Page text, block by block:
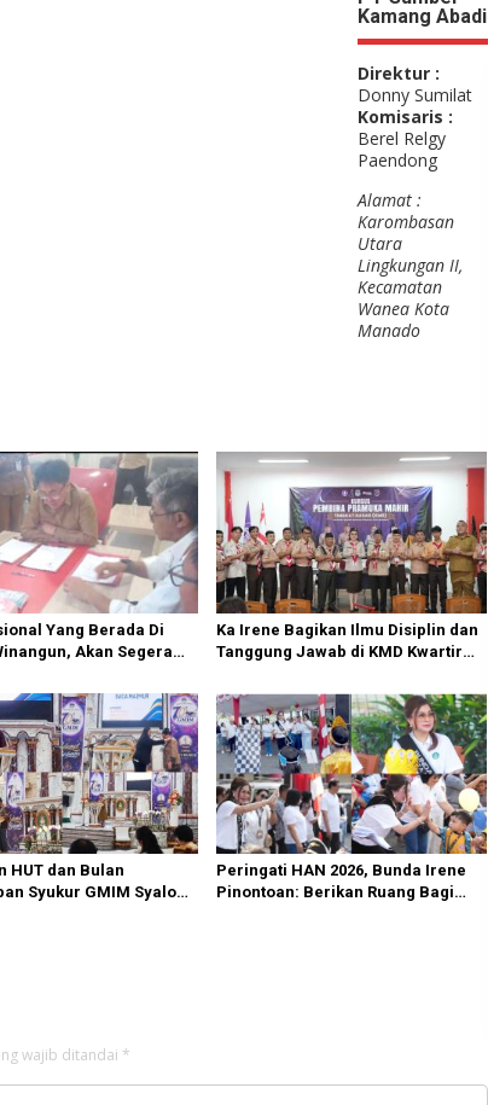
Kamang Abadi
Direktur :
Donny Sumilat
Komisaris :
Berel Relgy
Paendong
Alamat :
Karombasan
Utara
Lingkungan II,
Kecamatan
Wanea Kota
Manado
Yang Berada Di
Akan Segera
Ka Irene Bagikan Ilmu Disiplin dan
Tanggung Jawab di KMD Kwartir
HUT dan Bulan
Syukur GMIM Syalom
Peringati HAN 2026, Bunda Irene
Pinontoan: Berikan Ruang Bagi
wajib ditandai *